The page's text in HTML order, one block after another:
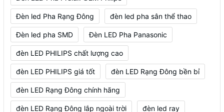
Đèn led Pha Rạng Đông đèn led pha sân thể thao
Đèn led pha SMD Đèn LED Pha Panasonic
đèn LED PHILIPS chất lượng cao
đèn LED PHILIPS giá tốt đèn LED Rạng Đông bền bỉ
đèn LED Rạng Đông chính hãng
đèn LED Rạng Đông lắp ngoài trời đèn led ray